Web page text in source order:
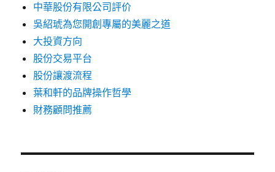
中華股份有限公司評价
吳紹琥為您開創專屬的美麗之道
大投資方向
股份交易平台
股份讓渡流程
葉和軒的品牌操作哲學
財務顧問推薦